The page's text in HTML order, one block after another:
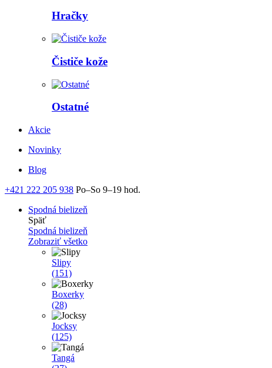
Hračky
Čističe kože
Ostatné
Akcie
Novinky
Blog
+421 222 205 938 Po–So 9–19 hod.
Spodná bielizeň
Späť
Spodná bielizeň
Zobraziť všetko
Slipy
(151)
Boxerky
(28)
Jocksy
(125)
Tangá